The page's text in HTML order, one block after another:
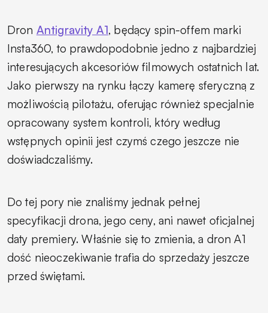
Dron Antigravity A1, będący spin-offem marki
Insta360, to prawdopodobnie jedno z najbardziej
interesujących akcesoriów filmowych ostatnich lat.
Jako pierwszy na rynku łączy kamerę sferyczną z
możliwością pilotażu, oferując również specjalnie
opracowany system kontroli, który według
wstępnych opinii jest czymś czego jeszcze nie
doświadczaliśmy.
Do tej pory nie znaliśmy jednak pełnej
specyfikacji drona, jego ceny, ani nawet oficjalnej
daty premiery. Właśnie się to zmienia, a dron A1
dość nieoczekiwanie trafia do sprzedaży jeszcze
przed świętami.